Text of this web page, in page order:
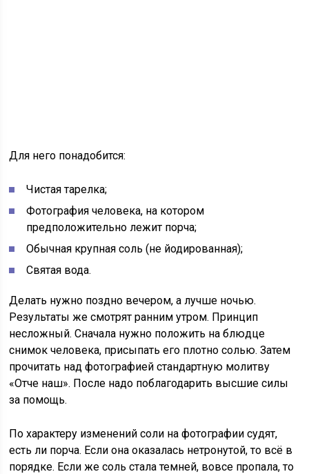
Для него понадобится:
Чистая тарелка;
Фотография человека, на котором
предположительно лежит порча;
Обычная крупная соль (не йодированная);
Святая вода.
Делать нужно поздно вечером, а лучше ночью.
Результаты же смотрят ранним утром. Принцип
несложный. Сначала нужно положить на блюдце
снимок человека, присыпать его плотно солью. Затем
прочитать над фотографией стандартную молитву
«Отче наш». После надо поблагодарить высшие силы
за помощь.
По характеру изменений соли на фотографии судят,
есть ли порча. Если она оказалась нетронутой, то всё в
порядке. Если же соль стала темней, вовсе пропала, то